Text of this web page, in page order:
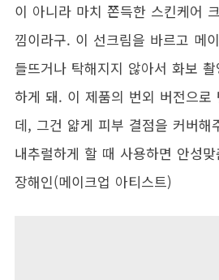
이 아니라 마치 쫀득한 스킨케어
낌이라구. 이 선크림을 바르고 메
들뜨거나 탁해지지 않아서 화보
하게 돼. 이 제품의 번외 버전으로
데, 그건 얇게 피부 결점을 커버해
내추럴하게 할 때 사용하면 안성맞
장해인(메이크업 아티스트)